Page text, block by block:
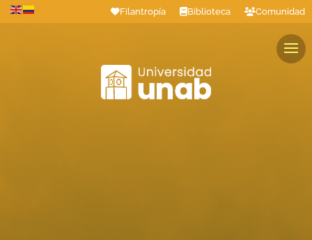
Filantropía Biblioteca Comunidad